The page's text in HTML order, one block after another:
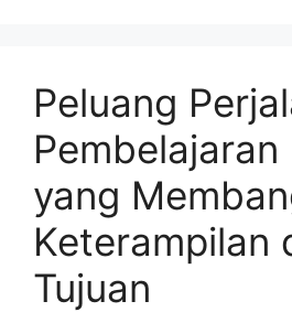
Peluang
Pembelajaran
yang
Keterampilan
Tujuan